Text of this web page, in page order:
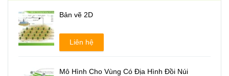
Bản vẽ 2D
Liên hệ
Mô Hình Cho Vùng Có Địa Hình Đồi Núi